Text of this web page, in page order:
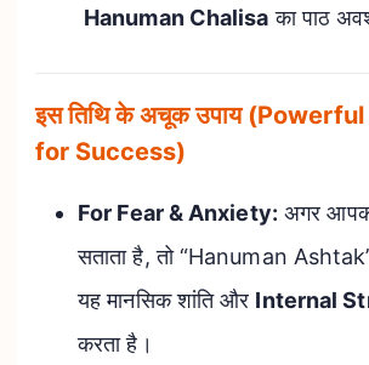
Hanuman Chalisa का पाठ
इस तिथि के अचूक उपाय
for Success)
For Fear & Anxiety: अगर
सताता है, तो “Hanuman
यह मानसिक शांति और Internal
करता है।